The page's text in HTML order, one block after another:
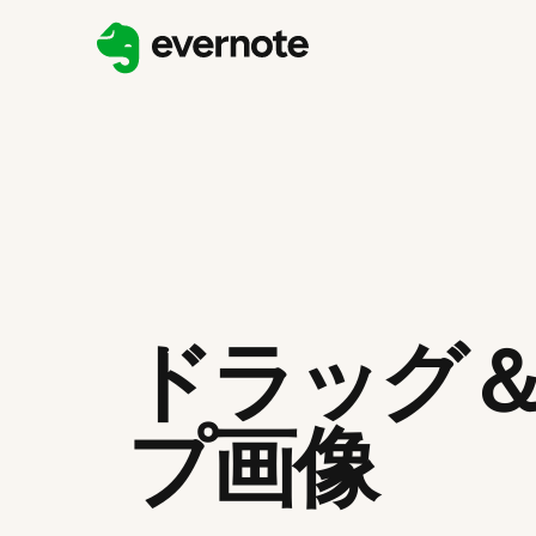
ドラッグ
プ画像